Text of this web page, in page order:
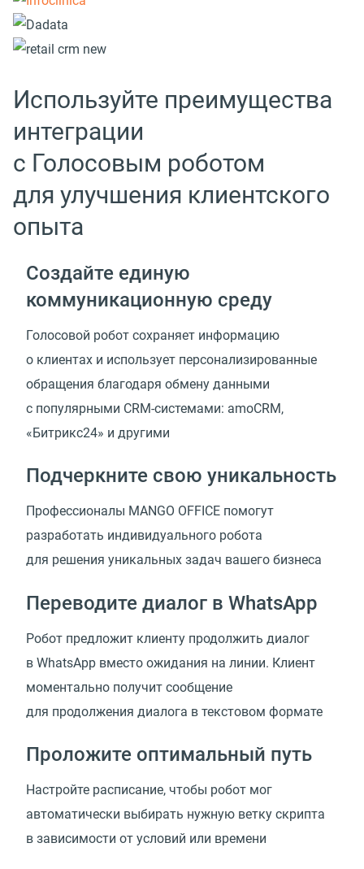
Используйте преимущества
интеграции
с Голосовым роботом
для улучшения клиентского
опыта
Создайте единую
коммуникационную среду
Голосовой робот сохраняет информацию
о клиентах и использует персонализированные
обращения благодаря обмену данными
с популярными CRM-системами: amoCRM,
«Битрикс24» и другими
Подчеркните свою уникальность
Профессионалы MANGO OFFICE помогут
разработать индивидуального робота
для решения уникальных задач вашего бизнеса
Переводите диалог в WhatsApp
Робот предложит клиенту продолжить диалог
в WhatsApp вместо ожидания на линии. Клиент
моментально получит сообщение
для продолжения диалога в текстовом формате
Проложите оптимальный путь
Настройте расписание, чтобы робот мог
автоматически выбирать нужную ветку скрипта
в зависимости от условий или времени